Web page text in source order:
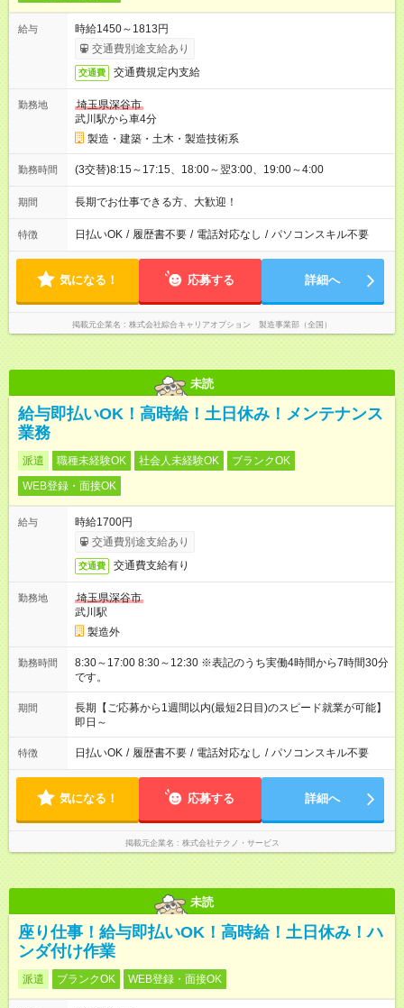
給与
時給1450～1813円
交通費別途支給あり
交通費 交通費規定内支給
勤務地
埼玉県深谷市
武川駅から車4分
製造・建築・土木・製造技術系
勤務時間 (3交替)8:15～17:15、18:00～翌3:00、19:00～4:00
期間 長期でお仕事できる方、大歓迎！
特徴 日払いOK / 履歴書不要 / 電話対応なし / パソコンスキル不要
気になる！ 応募する 詳細へ
掲載元企業名 株式会社綜合キャリアオプション 製造事業部（全国）
未読
給与即払いOK！高時給！土日休み！メンテナンス
業務
派遣 職種未経験OK 社会人未経験OK
ブランクOK
WEB登録・面接OK
給与
時給1700円
交通費別途支給あり
交通費 交通費支給有り
勤務地
埼玉県深谷市
武川駅
製造外
勤務時間
8:30～17:00 8:30～12:30 ※表記のうち実働4時間から7時間30分
です。
期間
長期【ご応募から1週間以内(最短2日目)のスピード就業が可能】
即日～
特徴 日払いOK / 履歴書不要 / 電話対応なし / パソコンスキル不要
気になる！ 応募する 詳細へ
掲載元企業名 株式会社テクノ・サービス
未読
座り仕事！給与即払いOK！高時給！土日休み！ハ
ンダ付け作業
派遣 ブランクOK WEB登録・面接OK